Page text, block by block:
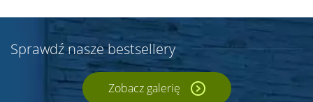
Sprawdź nasze bestsellery
Zobacz galerię